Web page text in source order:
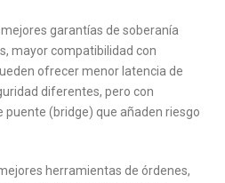
garantías de soberanía
mayor compatibilidad con
ofrecer menor latencia de
diferentes, pero con
(bridge) que añaden riesgo
herramientas de órdenes,